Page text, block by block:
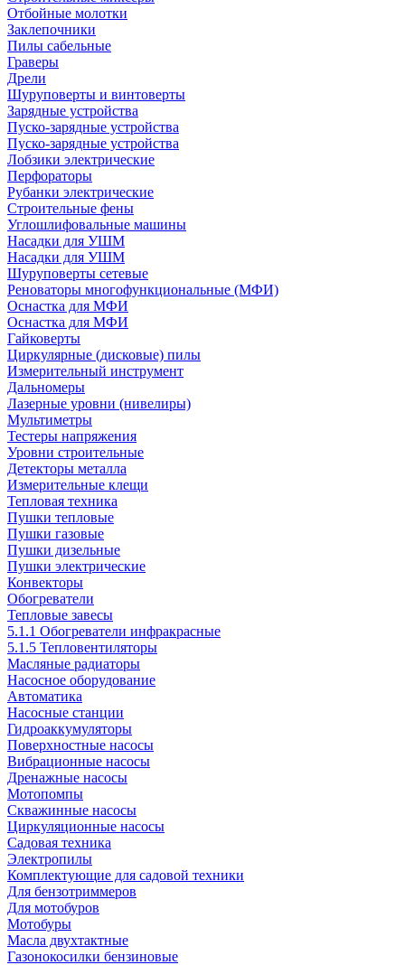
Отбойные молотки
Заклепочники
Пилы сабельные
Граверы
Дрели
Шуруповерты и винтоверты
Зарядные устройства
Пуско-зарядные устройства
Пуско-зарядные устройства
Лобзики электрические
Перфораторы
Рубанки электрические
Строительные фены
Углошлифовальные машины
Насадки для УШМ
Насадки для УШМ
Шуруповерты сетевые
Реноваторы многофункциональные (МФИ)
Оснастка для МФИ
Оснастка для МФИ
Гайковерты
Циркулярные (дисковые) пилы
Измерительный инструмент
Дальномеры
Лазерные уровни (нивелиры)
Мультиметры
Тестеры напряжения
Уровни строительные
Детекторы металла
Измерительные клещи
Тепловая техника
Пушки тепловые
Пушки газовые
Пушки дизельные
Пушки электрические
Конвекторы
Обогреватели
Тепловые завесы
5.1.1 Обогреватели инфракрасные
5.1.5 Тепловентиляторы
Масляные радиаторы
Насосное оборудование
Автоматика
Насосные станции
Гидроаккумуляторы
Поверхностные насосы
Вибрационные насосы
Дренажные насосы
Мотопомпы
Скважинные насосы
Циркуляционные насосы
Садовая техника
Электропилы
Комплектующие для садовой техники
Для бензотриммеров
Для мотобуров
Мотобуры
Масла двухтактные
Газонокосилки бензиновые